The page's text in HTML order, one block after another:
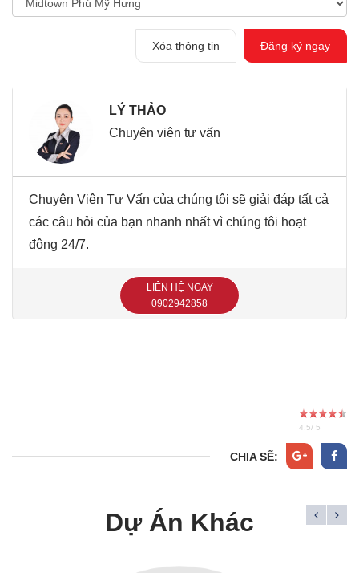
Xóa thông tin Đăng ký ngay
LÝ THẢO
Chuyên viên tư vấn
Chuyên Viên Tư Vấn của chúng tôi sẽ giải đáp tất cả
các câu hỏi của bạn nhanh nhất vì chúng tôi hoạt
động 24/7.
LIÊN HỆ NGAY
‭0902942858‬
4.5/ 5
CHIA SẼ:
Dự Án Khác